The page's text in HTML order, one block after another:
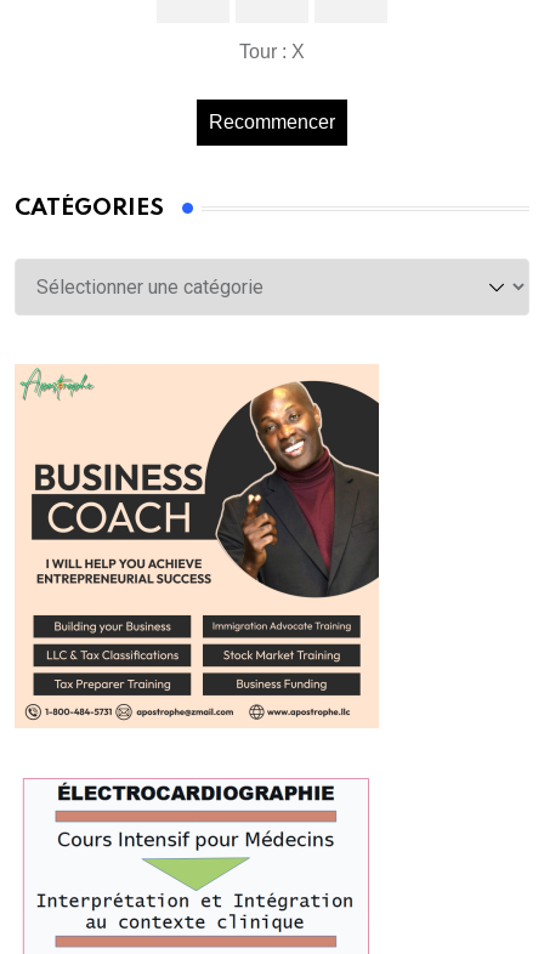
Tour : X
Recommencer
CATÉGORIES
Catégories